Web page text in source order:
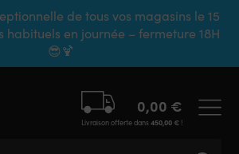
de tous vos magasins le 15
habituels en journée – fermeture 18H
😎🍹
0,00 €
Livraison offerte dans450,00 €!
cookies